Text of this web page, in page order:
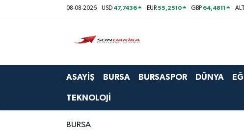
08-08-2026 USD 47,7436 EUR55,2510 GBP 64,4811
ASAYİŞ BURSA BURSASPOR DÜNYA
TEKNOLOJİ
BURSA
Ekonomi